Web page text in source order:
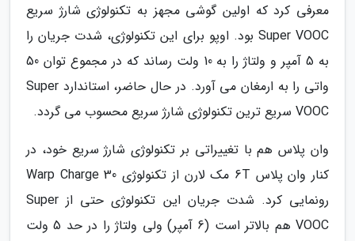
معرفی کرد که اولین گوشی مجهز به تکنولوژی شارژ سریع
Super VOOC بود. اوپو برای این تکنولوژی، شدت جریان را
به 5 آمپر و ولتاژ را به 10 ولت رساند که در مجموع توان 50
واتی را به ارمغان می آورد. در حال حاضر، استاندارد Super
VOOC سریع ترین تکنولوژی شارژ سریع محسوب می گردد.
وان پلاس هم با تغییراتی بر تکنولوژی شارژ سریع خود، در
کنار وان پلاس 6T مک لارن از تکنولوژی Warp Charge 30
رونمایی کرد. شدت جریان این تکنولوژی حتی از Super
VOOC هم بالاتر است (6 آمپر) ولی ولتاژ را در حد 5 ولت